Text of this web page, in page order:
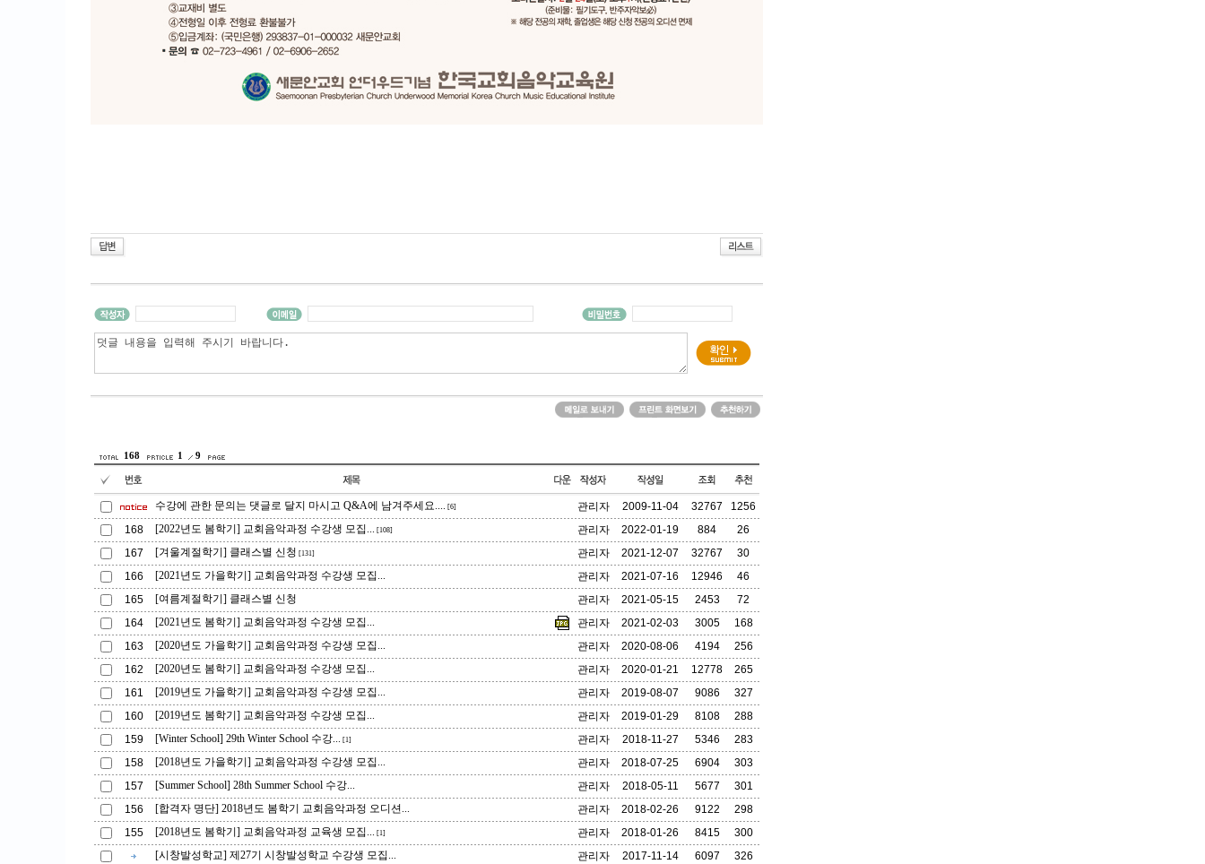
168 1 9
수강에 관한 문의는 댓글로 달지 마시고 Q&A에 남겨주세요.... [6] 관리자 2009-11-04 32767
1256
168
[2022년도 봄학기] 교회음악과정 수강생 모집... [108] 관리자 2022-01-19 884
26
167
[겨울계절학기] 클래스별 신청 [131] 관리자 2021-12-07 32767
30
166
[2021년도 가을학기] 교회음악과정 수강생 모집... 관리자 2021-07-16 12946
46
165
[여름계절학기] 클래스별 신청 관리자 2021-05-15 2453
72
164
[2021년도 봄학기] 교회음악과정 수강생 모집... 관리자 2021-02-03 3005
168
163
[2020년도 가을학기] 교회음악과정 수강생 모집... 관리자 2020-08-06 4194
256
162
[2020년도 봄학기] 교회음악과정 수강생 모집... 관리자 2020-01-21 12778
265
161
[2019년도 가을학기] 교회음악과정 수강생 모집... 관리자 2019-08-07 9086
327
160
[2019년도 봄학기] 교회음악과정 수강생 모집... 관리자 2019-01-29 8108
288
159
[Winter School] 29th Winter School 수강... [1] 관리자 2018-11-27 5346
283
158
[2018년도 가을학기] 교회음악과정 수강생 모집... 관리자 2018-07-25 6904
303
157
[Summer School] 28th Summer School 수강... 관리자 2018-05-11 5677
301
156
[합격자 명단] 2018년도 봄학기 교회음악과정 오디션... 관리자 2018-02-26 9122
298
155
[2018년도 봄학기] 교회음악과정 교육생 모집... [1] 관리자 2018-01-26 8415
300
[시창발성학교] 제27기 시창발성학교 수강생 모집...
관리자 2017-11-14 6097 326